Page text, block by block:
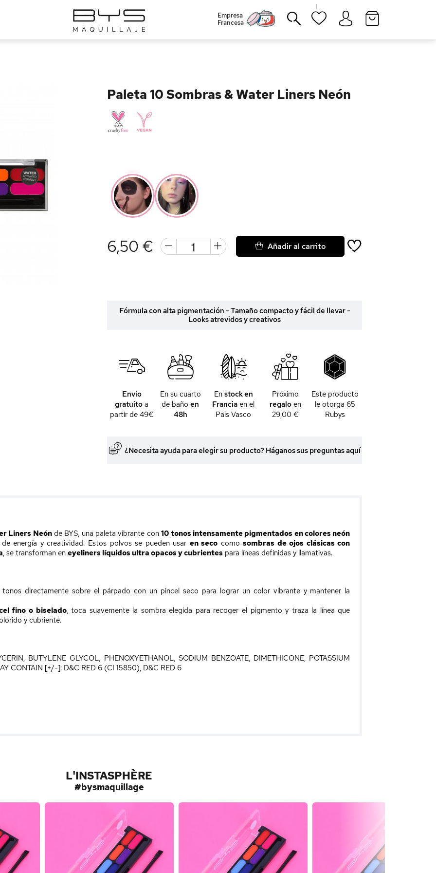
|
Empresa
Francesa
Paleta 10 Sombras & Water Liners Neón
6,50 € Añadir al carrito
Fórmula con alta pigmentación - Tamaño compacto y fácil de llevar -
Looks atrevidos y creativos
Envío
gratuito a
partir de 49€
En su cuarto
de bañoen
48h
En stock en
Francia en el
País Vasco
Próximo
regaloen
29,00 €
Este producto
le otorga 65
Rubys
¿Necesita ayuda para elegir su producto? Háganos sus preguntas aquí
Liners Neónde BYS, una paleta vibrante con10 tonos intensamente pigmentados en colores neón
energía y creatividad. Estos polvos se pueden usar en seco comosombras de ojos clásicas con
, se transforman en eyeliners líquidos ultra opacos y cubrientespara líneas definidas y llamativas.
directamente sobre el párpado con un pincel seco para lograr un color vibrante y mantener la
fino o biselado, toca suavemente la sombra elegida para recoger el pigmento y traza la línea que
y cubriente.
BUTYLENE GLYCOL, PHENOXYETHANOL, SODIUM BENZOATE, DIMETHICONE, POTASSIUM
CONTAIN [+/-]: D&C RED 6 (CI 15850), D&C RED 6
L'INSTASPHÈRE
#bysmaquillage